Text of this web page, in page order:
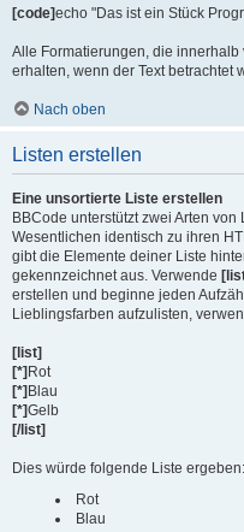
[code]echo "Das ist ein Stück
Alle Formatierungen, die innerhalb
erhalten, wenn der Text betrachtet
Nach oben
Listen erstellen
Eine unsortierte Liste erstellen
BBCode unterstützt zwei Arten
Wesentlichen identisch zu ihren
gibt die Elemente deiner Liste
gekennzeichnet aus. Verwende
erstellen und beginne jeden
Lieblingsfarben aufzulisten,
[list]
[*] Rot
[*] Blau
[*]Gelb
[/list]
Dies würde folgende Liste ergeben:
Rot
Blau